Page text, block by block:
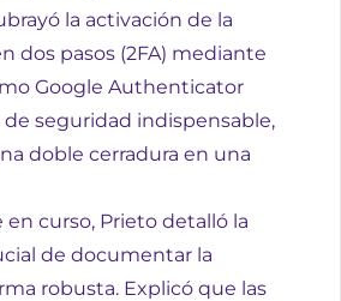
la activación de la
dos pasos (2FA) mediante
Google Authenticator
seguridad indispensable,
doble cerradura en una
curso, Prieto detalló la
de documentar la
robusta. Explicó que las